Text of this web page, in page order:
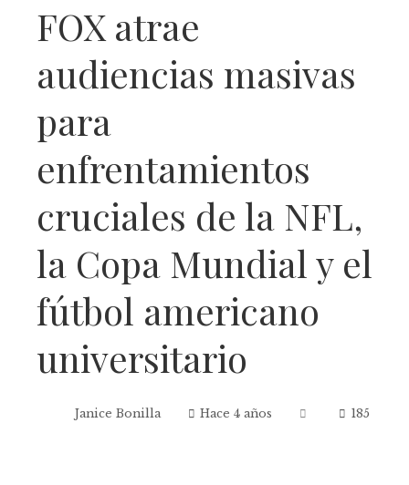
FOX atrae
audiencias masivas
para
enfrentamientos
cruciales de la NFL,
la Copa Mundial y el
fútbol americano
universitario
Janice Bonilla Hace 4 años 185